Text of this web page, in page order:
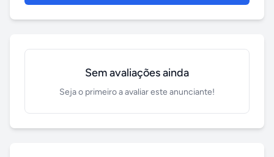
Sem avaliações ainda
Seja o primeiro a avaliar este anunciante!